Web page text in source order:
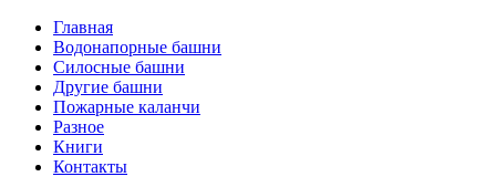
Главная
Водонапорные башни
Силосные башни
Другие башни
Пожарные каланчи
Разное
Книги
Контакты